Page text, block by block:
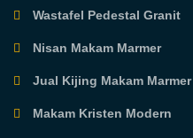
Wastafel Pedestal Granit
Nisan Makam Marmer
Jual Kijing Makam Marmer
Makam Kristen Modern